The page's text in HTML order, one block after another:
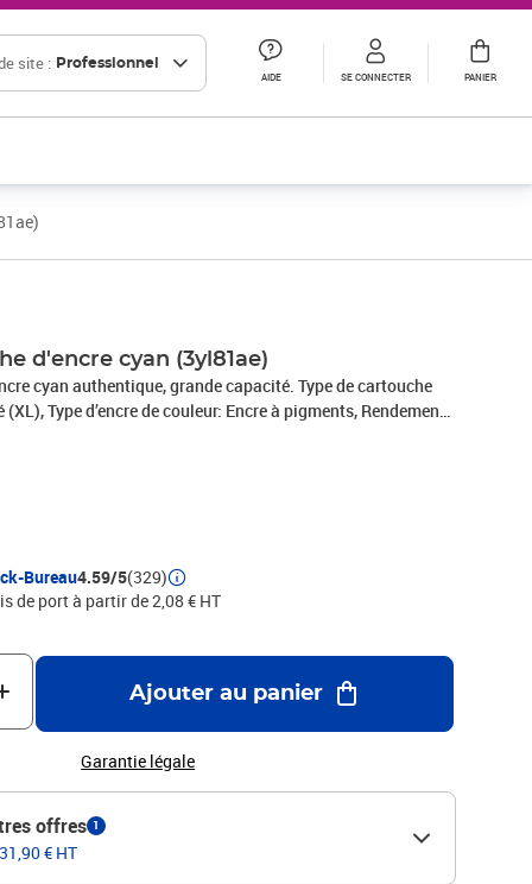
site : Professionnel
AIDE SE CONNECTER PANIER
d'encre cyan (3yl81ae)
cyan authentique, grande capacité. Type de cartouche
(XL), Type d’encre de couleur: Encre à pigments, Rendement
825 pages, Volume d'encre de couleur: 9,9 ml, Quantité: 1
Bureau4.59/5(329)
de port à partir de 2,08 € HT
Ajouter au panier
Garantie légale
offres 1
€ HT